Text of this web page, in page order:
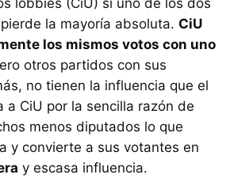
lobbies (CiU) si uno de los dos
la mayoría absoluta. CiU
los mismos votos con uno
otros partidos con sus
no tienen la influencia que el
a CiU por la sencilla razón de
menos diputados lo que
y convierte a sus votantes en
y escasa influencia.